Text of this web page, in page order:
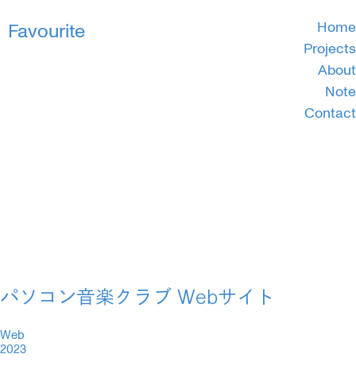
Favourite
Home
Projects
About
Note
Contact
パソコン音楽クラブ Webサイト
Web
2023